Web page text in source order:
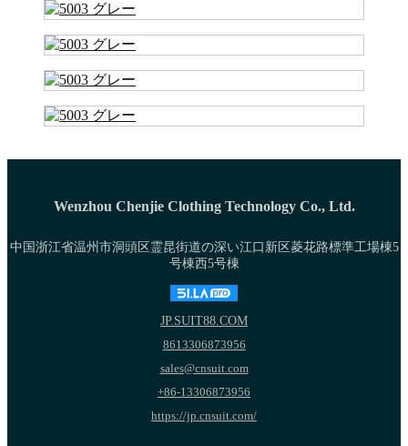
Wenzhou Chenjie Clothing Technology Co., Ltd.
中国浙江省温州市洞頭区霊昆街道の深い江口新区菱花路標準工場棟5
号棟西5号棟
JP.SUIT88.COM
8613306873956
sales@cnsuit.com
+86-13306873956
https://jp.cnsuit.com/